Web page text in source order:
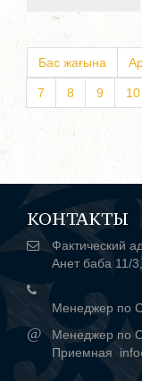
Бас жағына
7 8 9 10
КОНТАКТЫ
Фактический
Анет баба 11/
Менеджер по
@
Менеджер по
Приемная